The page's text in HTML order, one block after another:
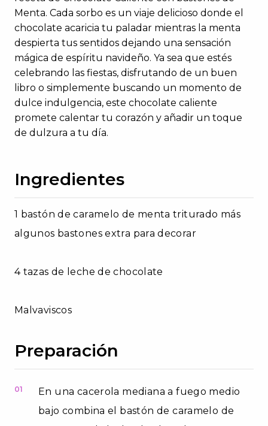
Menta. Cada sorbo es un viaje delicioso donde el
chocolate acaricia tu paladar mientras la menta
despierta tus sentidos dejando una sensación
mágica de espíritu navideño. Ya sea que estés
celebrando las fiestas, disfrutando de un buen
libro o simplemente buscando un momento de
dulce indulgencia, este chocolate caliente
promete calentar tu corazón y añadir un toque
de dulzura a tu día.
Ingredientes
1 bastón de caramelo de menta triturado más
algunos bastones extra para decorar
4 tazas de leche de chocolate
Malvaviscos
Preparación
01
En una cacerola mediana a fuego medio
bajo combina el bastón de caramelo de